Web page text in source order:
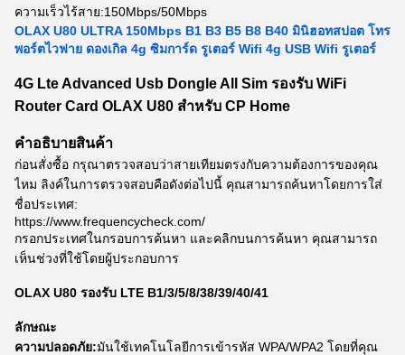
ความเร็วไร้สาย:150Mbps/50Mbps
OLAX U80 ULTRA 150Mbps B1 B3 B5 B8 B40 มินิฮอทสปอต โทร
พอร์ตไวฟาย ดองเกิล 4g ซิมการ์ด รูเตอร์ Wifi 4g USB Wifi รูเตอร์
4G Lte Advanced Usb Dongle All Sim รองรับ WiFi
Router Card OLAX U80 สําหรับ CP Home
คําอธิบายสินค้า
ก่อนสั่งซื้อ กรุณาตรวจสอบว่าสายเทียมตรงกับความต้องการของคุณ
ไหม ลิงค์ในการตรวจสอบคือดังต่อไปนี้ คุณสามารถค้นหาโดยการใส่
ชื่อประเทศ:
https://www.frequencycheck.com/
กรอกประเทศในกรอบการค้นหา และคลิกบนการค้นหา คุณสามารถ
เห็นช่วงที่ใช้โดยผู้ประกอบการ
OLAX U80 รองรับ LTE B1/3/5/8/38/39/40/41
ลักษณะ
ความปลอดภัย:มันใช้เทคโนโลยีการเข้ารหัส WPA/WPA2 โดยที่คุณ